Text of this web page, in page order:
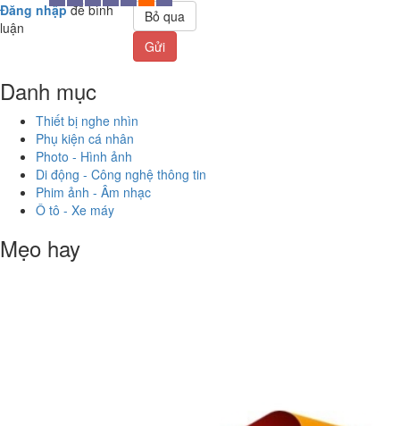
Đăng nhập để bình
luận
Bỏ qua
Gửi
Danh mục
Thiết bị nghe nhìn
Phụ kiện cá nhân
Photo - Hình ảnh
Di động - Công nghệ thông tin
Phim ảnh - Âm nhạc
Ô tô - Xe máy
Mẹo hay